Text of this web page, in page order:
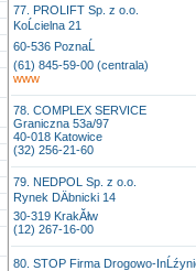
77. PROLIFT Sp. z o.o.
KoĹcielna 21
60-536 PoznaĹ
(61) 845-59-00 (centrala)
www
78. COMPLEX SERVICE
Graniczna 53a/97
40-018 Katowice
(32) 256-21-60
79. NEDPOL Sp. z o.o.
Rynek DÄbnicki 14
30-319 KrakĂłw
(12) 267-16-00
80. STOP Firma Drogowo-